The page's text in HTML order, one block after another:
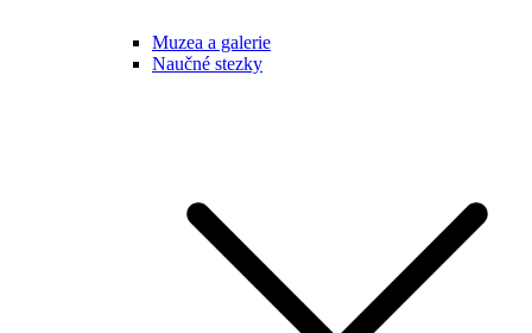
Muzea a galerie
Naučné stezky